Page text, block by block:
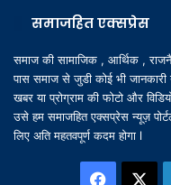
समाजहित एक्सप्रेस
समाज की सामाजिक , आर्थिक ,
पास समाज से जुडी कोई भी
खबर या प्रोग्राम की फोटो और
उसे हम समाजहित एक्सप्रेस न्यूज़
लिए अति महतवपूर्ण कदम होगा l